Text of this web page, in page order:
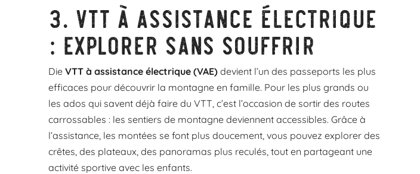
3. VTT à assistance électrique
: explorer sans souffrir
Die VTT à assistance électrique (VAE)devient l’un des passeports les plus
efficaces pour découvrir la montagne en famille. Pour les plus grands ou
les ados qui savent déjà faire du VTT, c’est l’occasion de sortir des routes
carrossables : les sentiers de montagne deviennent accessibles. Grâce à
l’assistance, les montées se font plus doucement, vous pouvez explorer des
crêtes, des plateaux, des panoramas plus reculés, tout en partageant une
activité sportive avec les enfants.